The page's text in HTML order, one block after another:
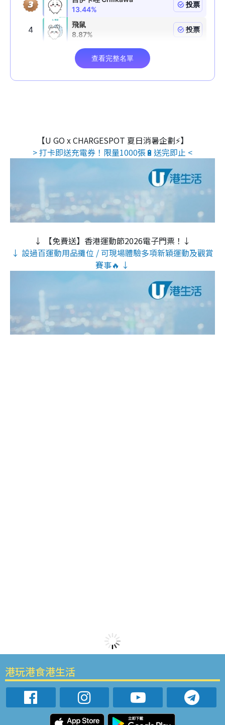
【U GO x CHARGESPOT 夏日消暑企劃⚡】
> 打卡即送充電券！限量1000張🔋送完即止 <
↓ 【免費送】香港運動節2026電子門票！↓
↓ 設過百運動用品攤位 / 可現場體驗多項新穎運動及觀賞
賽事🔥 ↓
港玩港食港生活